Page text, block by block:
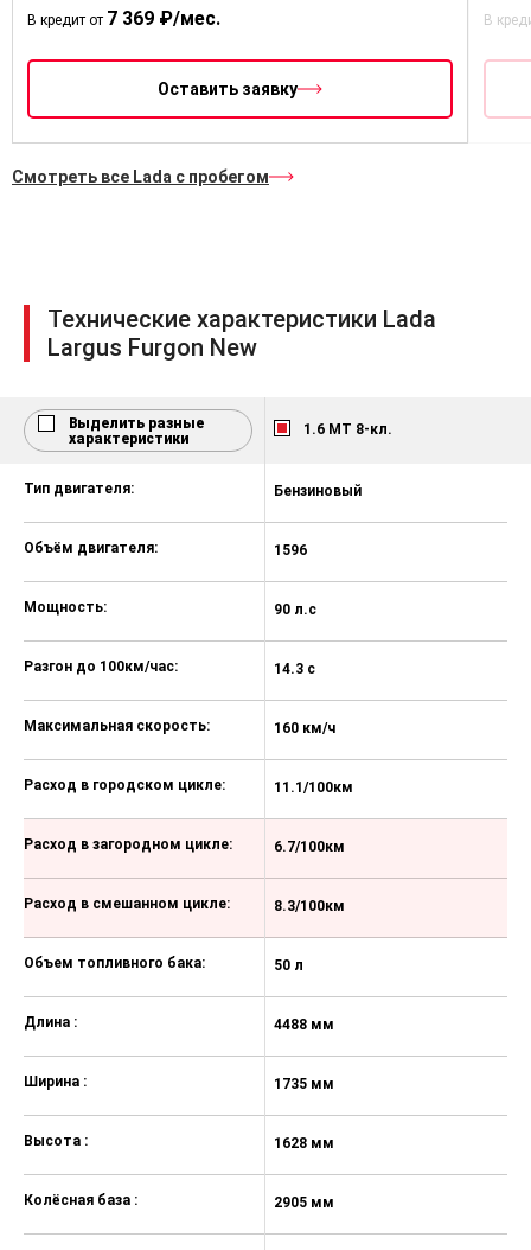
В кредит от 7 369 ₽/мес.
Оставить заявку
В
Смотреть все Lada с пробегом
Технические характеристики Lada
Largus Furgon New
Выделить разные
характеристики
1.6 MT 8-кл.
Тип двигателя:
Объём двигателя:
Мощность:
Разгон до 100км/час:
Максимальная скорость:
Расход в городском цикле:
Расход в загородном цикле:
Расход в смешанном цикле:
Объем топливного бака:
Длина :
Ширина :
Высота :
Колёсная база :
Бензиновый
1596
90 л.с
14.3 с
160 км/ч
11.1/100км
6.7/100км
8.3/100км
50 л
4488 мм
1735 мм
1628 мм
2905 мм